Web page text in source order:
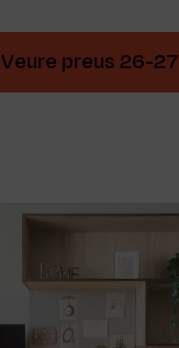
Veure preus 26-27